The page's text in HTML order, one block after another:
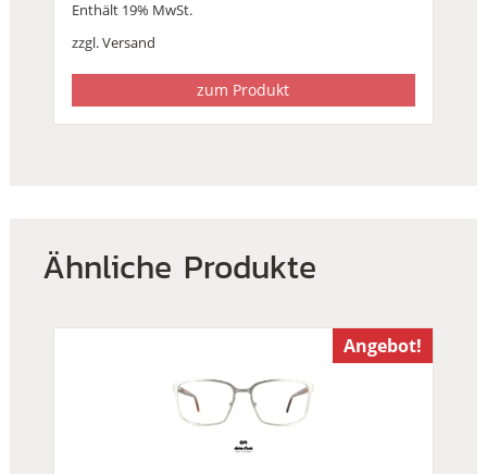
Enthält 19% MwSt.
zzgl.Versand
zum Produkt
Ähnliche Produkte
Angebot!